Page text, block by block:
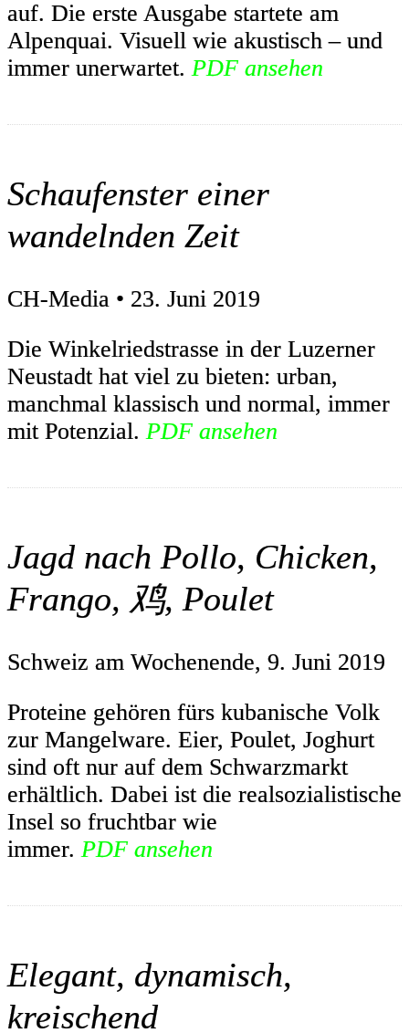
auf. Die erste Ausgabe startete am
Alpenquai. Visuell wie akustisch – und
immer unerwartet.PDF ansehen
Schaufenster einer
wandelnden Zeit
CH-Media • 23. Juni 2019
Die Winkelriedstrasse in der Luzerner
Neustadt hat viel zu bieten: urban,
manchmal klassisch und normal, immer
mit Potenzial.PDF ansehen
Jagd nach Pollo, Chicken,
Frango, 鸡, Poulet
Schweiz am Wochenende, 9. Juni 2019
Proteine gehören fürs kubanische Volk
zur Mangelware. Eier, Poulet, Joghurt
sind oft nur auf dem Schwarzmarkt
erhältlich. Dabei ist die realsozialistische
Insel so fruchtbar wie
immer.PDF ansehen
Elegant, dynamisch,
kreischend